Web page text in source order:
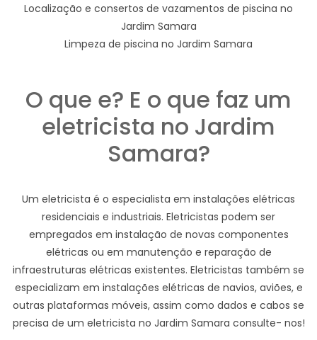
Localização e consertos de vazamentos de piscina no
Jardim Samara
Limpeza de piscina no Jardim Samara
O que e? E o que faz um
eletricista no Jardim
Samara?
Um eletricista é o especialista em instalações elétricas
residenciais e industriais. Eletricistas podem ser
empregados em instalação de novas componentes
elétricas ou em manutenção e reparação de
infraestruturas elétricas existentes. Eletricistas também se
especializam em instalações elétricas de navios, aviões, e
outras plataformas móveis, assim como dados e cabos se
precisa de um eletricista no Jardim Samara consulte- nos!